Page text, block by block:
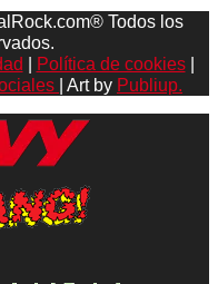
Todos los
Política de cookies|
| Art by Publiup.